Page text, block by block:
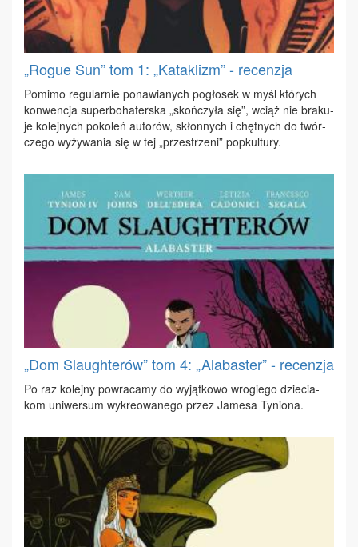
„Rogue Sun” tom 1: „Kataklizm” - recenzja
Po­mi­mo re­gu­lar­nie po­na­wia­nych po­gło­sek w myśl któ­rych
kon­wen­cja su­per­bo­ha­ter­ska „skoń­czy­ła się”, wciąż nie bra­ku­
je ko­lej­nych po­ko­leń au­to­rów, skłon­nych i chęt­nych do twór­
cze­go wy­ży­wa­nia się w tej „prze­strze­ni” po­pkul­tu­ry.
„Dom Slaughterów” tom 4: „Alabaster” - recenzja
Po raz ko­lej­ny po­wra­ca­my do wy­jąt­ko­wo wro­gie­go dzie­cia­
kom uni­wer­sum wy­kre­owa­ne­go przez Ja­me­sa Ty­nio­na.